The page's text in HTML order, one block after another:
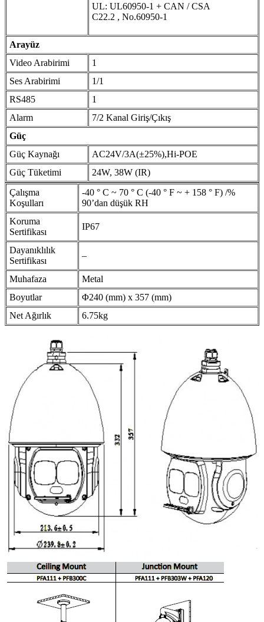
UL: UL60950-1 + CAN / CSA
C22.2 , No.60950-1
Arayüz
Video Arabirimi
1
Ses Arabirimi
1/1
RS485
1
Alarm
7/2 Kanal Giriş/Çıkış
Güç
Güç Kaynağı
AC24V/3A(±25%),Hi-POE
Güç Tüketimi
24W, 38W (IR)
Çalışma
Koşulları
-40 ° C ~ 70 ° C (-40 ° F ~ + 158 ° F) /%
90’dan düşük RH
Koruma
Sertifikası
IP67
Dayanıklılık
Sertifikası
–
Muhafaza
Metal
Boyutlar
Φ240 (mm) x 357 (mm)
Net Ağırlık
6.75kg